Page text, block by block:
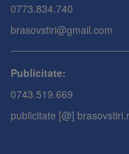
0773.834.740
brasovstiri@gmail.com
Publicitate:
0743.519.669
publicitate [@]